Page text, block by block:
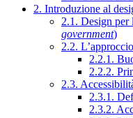
2. Introduzione al
2.1. Design per
government)
2.2.
2.2.1.
2.2.2.
2.3.
2.3.1.
2.3.2.